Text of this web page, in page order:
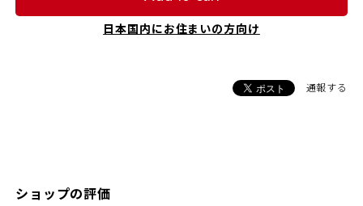
日本国内にお住まいの方向け
通報する
ショップの評価